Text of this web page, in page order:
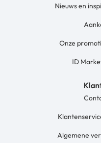
Nieuws en
Onze
ID
Algemene